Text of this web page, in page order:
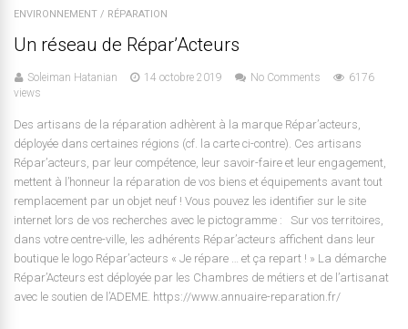
ENVIRONNEMENT / RÉPARATION
Un réseau de Répar’Acteurs
Soleiman Hatanian 14 octobre 2019 No Comments
6176
views
Des artisans de la réparation adhèrent à la marque Répar’acteurs,
déployée dans certaines régions (cf. la carte ci-contre). Ces artisans
Répar’acteurs, par leur compétence, leur savoir-faire et leur engagement,
mettent à l’honneur la réparation de vos biens et équipements avant tout
remplacement par un objet neuf ! Vous pouvez les identifier sur le site
internet lors de vos recherches avec le pictogramme : Sur vos territoires,
dans votre centre-ville, les adhérents Répar’acteurs affichent dans leur
boutique le logo Répar’acteurs « Je répare … et ça repart ! » La démarche
Répar’Acteurs est déployée par les Chambres de métiers et de l’artisanat
avec le soutien de l’ADEME. https://www.annuaire-reparation.fr/